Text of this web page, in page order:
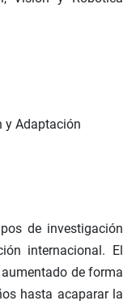
y Adaptación
de investigación
internacional. El
de forma
hasta acaparar la